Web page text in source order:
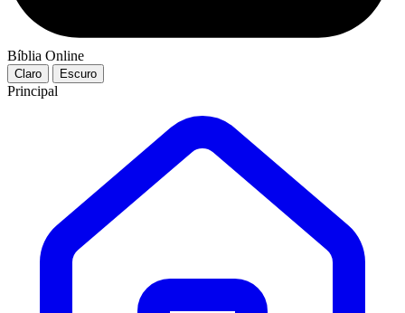
Bíblia Online
Claro Escuro
Principal